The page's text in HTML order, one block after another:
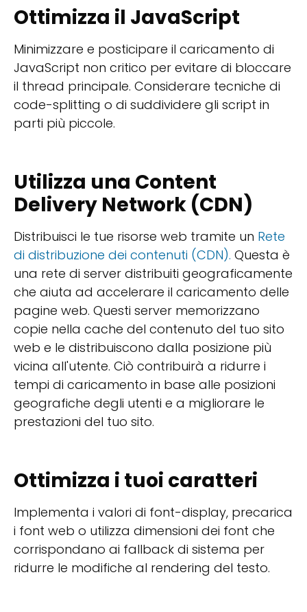
Ottimizza il JavaScript
Minimizzare e posticipare il caricamento di
JavaScript non critico per evitare di bloccare
il thread principale. Considerare tecniche di
code-splitting o di suddividere gli script in
parti più piccole.
Utilizza una Content
Delivery Network (CDN)
Distribuisci le tue risorse web tramite un Rete
di distribuzione dei contenuti (CDN). Questa è
una rete di server distribuiti geograficamente
che aiuta ad accelerare il caricamento delle
pagine web. Questi server memorizzano
copie nella cache del contenuto del tuo sito
web e le distribuiscono dalla posizione più
vicina all'utente. Ciò contribuirà a ridurre i
tempi di caricamento in base alle posizioni
geografiche degli utenti e a migliorare le
prestazioni del tuo sito.
Ottimizza i tuoi caratteri
Implementa i valori di font-display, precarica
i font web o utilizza dimensioni dei font che
corrispondano ai fallback di sistema per
ridurre le modifiche al rendering del testo.